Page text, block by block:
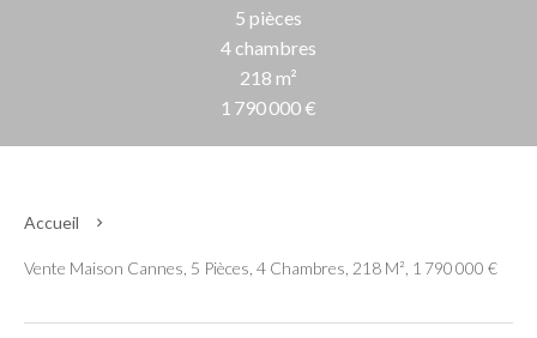
5 pièces
4 chambres
218 m²
1 790 000 €
Accueil
Vente Maison Cannes, 5 Pièces, 4 Chambres, 218 M², 1 790 000 €